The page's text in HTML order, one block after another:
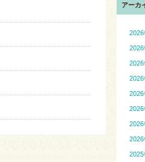
アーカ
2026
2026
2026
2026
2026
2026
2026
2026
2025